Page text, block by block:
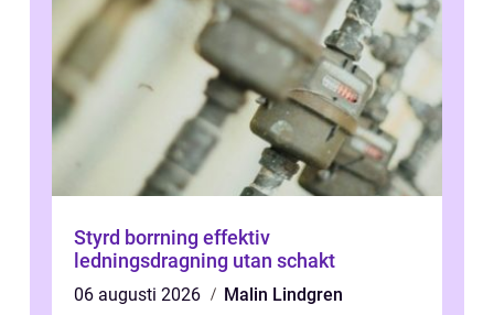
Styrd borrning effektiv
ledningsdragning utan schakt
06 augusti 2026
Malin Lindgren